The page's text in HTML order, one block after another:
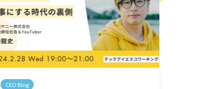
CEO Blog